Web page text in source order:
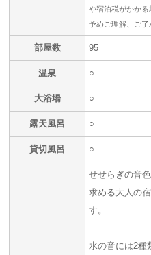
や宿泊税がかかる
予めご理解、ご了
部屋数 95
温泉 ○
大浴場 ○
露天風呂 ○
貸切風呂 ○
せせらぎの音
求める大人の
す。
水の音には2種